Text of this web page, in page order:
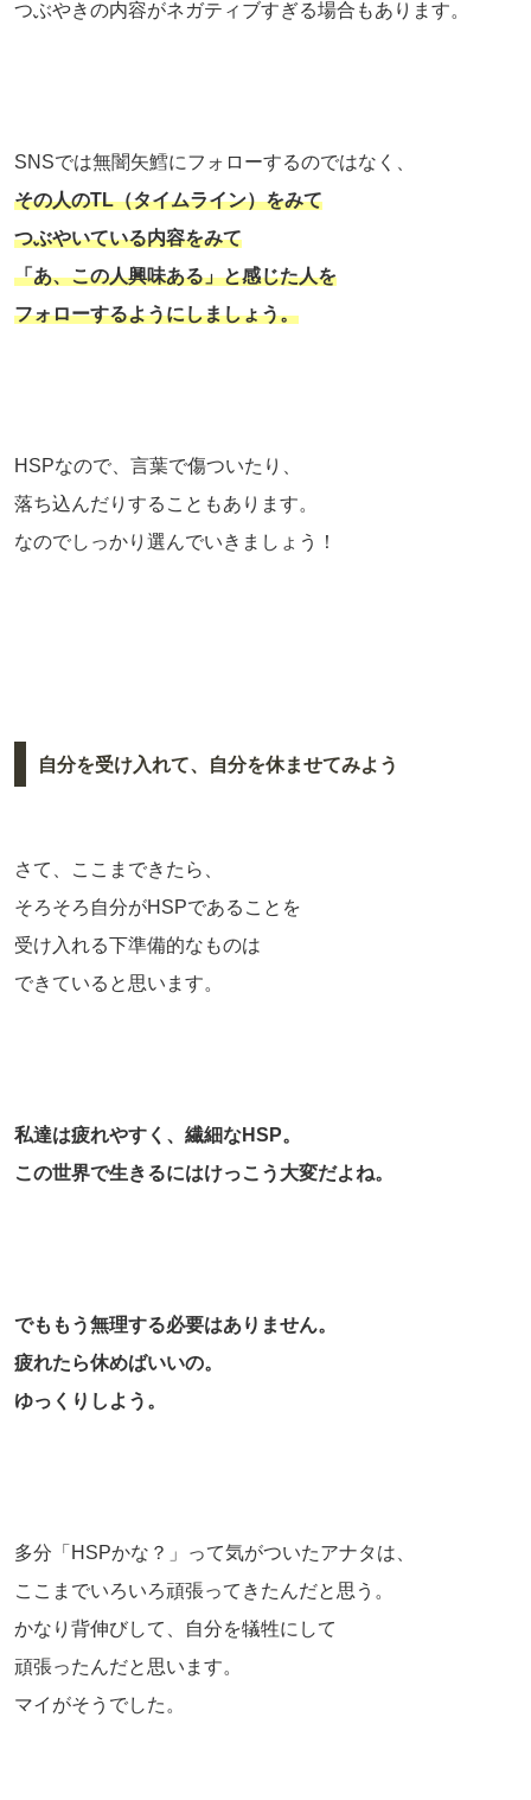
つぶやきの内容がネガティブすぎる場合もあります。
SNSでは無闇矢鱈にフォローするのではなく、
その人のTL（タイムライン）をみて
つぶやいている内容をみて
「あ、この人興味ある」と感じた人を
フォローするようにしましょう。
HSPなので、言葉で傷ついたり、
落ち込んだりすることもあります。
なのでしっかり選んでいきましょう！
自分を受け入れて、自分を休ませてみよう
さて、ここまできたら、
そろそろ自分がHSPであることを
受け入れる下準備的なものは
できていると思います。
私達は疲れやすく、繊細なHSP。
この世界で生きるにはけっこう大変だよね。
でももう無理する必要はありません。
疲れたら休めばいいの。
ゆっくりしよう。
多分「HSPかな？」って気がついたアナタは、
ここまでいろいろ頑張ってきたんだと思う。
かなり背伸びして、自分を犠牲にして
頑張ったんだと思います。
マイがそうでした。